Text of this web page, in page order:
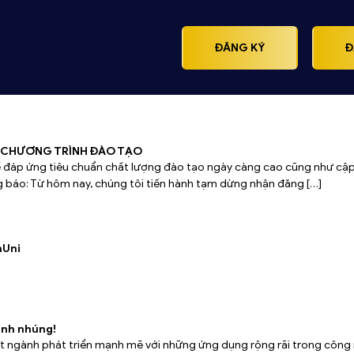
ĐĂNG KÝ
TRÌNH ĐÀO TẠO
đáp ứng tiêu chuẩn chất lượng đào tạo ngày càng cao cũng như
Từ hôm nay, chúng tôi tiến hành tạm dừng nhận đăng […]
nhúng!
phát triển mạnh mẽ với những ứng dụng rộng rãi trong